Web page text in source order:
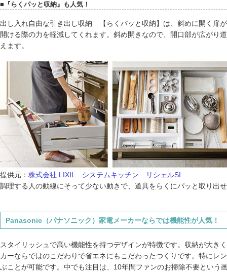
■『らくパッと収納』も人気！
出し入れ自由な引き出し収納 【らくパッと収納】は、斜めに開く扉
開ける際の力を軽減してくれます。斜め開きなので、開口部が広がり
えます。
提供元： 株式会社 LIXIL システムキッチン リシェルSI
調理する人の動線にそって少ない動きで、道具をらくにパッと取り出
Panasonic（パナソニック）家電メーカーならでは機能性が人気！
スタイリッシュで高い機能性を持つデザインが特徴です。収納が大き
カーならではのこだわりで省エネにもこだわったつくりです。特にレ
ぶことが可能です。中でも注目は、10年間ファンのお掃除不要という